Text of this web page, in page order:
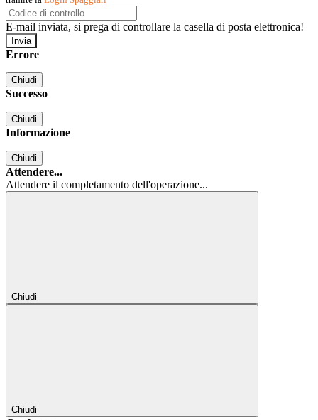
E-mail inviata, si prega di controllare la casella di posta elettronica!
Errore
Chiudi
Successo
Chiudi
Informazione
Chiudi
Attendere...
Attendere il completamento dell'operazione...
Chiudi
Chiudi